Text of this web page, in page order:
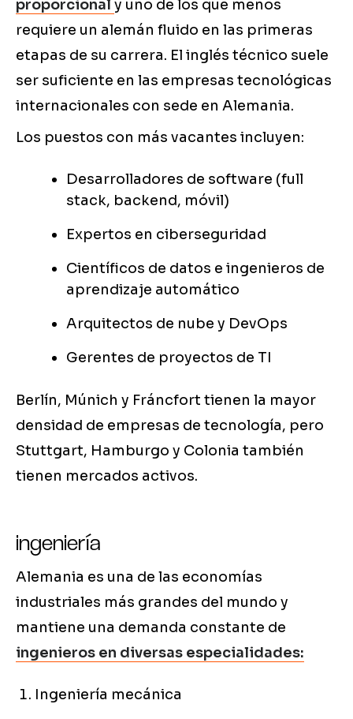
proporcional y uno de los que menos
requiere un alemán fluido en las primeras
etapas de su carrera. El inglés técnico suele
ser suficiente en las empresas tecnológicas
internacionales con sede en Alemania.
Los puestos con más vacantes incluyen:
Desarrolladores de software (full
stack, backend, móvil)
Expertos en ciberseguridad
Científicos de datos e ingenieros de
aprendizaje automático
Arquitectos de nube y DevOps
Gerentes de proyectos de TI
Berlín, Múnich y Fráncfort tienen la mayor
densidad de empresas de tecnología, pero
Stuttgart, Hamburgo y Colonia también
tienen mercados activos.
ingeniería
Alemania es una de las economías
industriales más grandes del mundo y
mantiene una demanda constante de
ingenieros en diversas especialidades:
Ingeniería mecánica